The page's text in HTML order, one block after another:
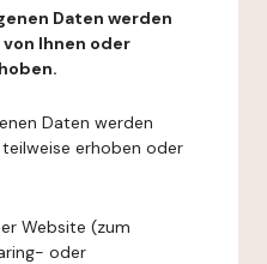
Daten werden
Ihnen oder
Daten werden
erhoben oder
Website (zum
oder